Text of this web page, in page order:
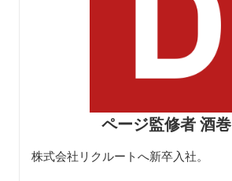
ページ監修者 酒
株式会社リクルートへ新卒入社。